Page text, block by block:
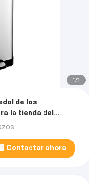
1/1
de los
la tienda del
Contactar ahora